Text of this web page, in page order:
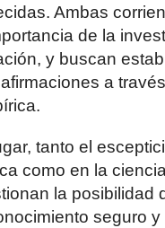
Ambas
de la
y buscan
a
tanto el
como en la
la posibilidad
seguro y